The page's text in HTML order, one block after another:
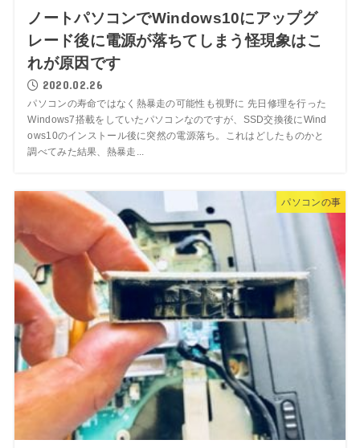
ノートパソコンでWindows10にアップグ
レード後に電源が落ちてしまう怪現象はこ
れが原因です
2020.02.26
パソコンの寿命ではなく熱暴走の可能性も視野に 先日修理を行った
Windows7搭載をしていたパソコンなのですが、SSD交換後にWind
ows10のインストール後に突然の電源落ち。これはどしたものかと
調べてみた結果、熱暴走...
パソコンの事